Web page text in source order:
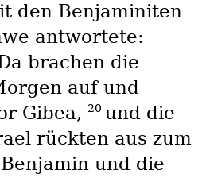
den Benjaminiten
antwortete:
brachen die
auf und
Gibea,
20 und die
rückten aus zum
und die